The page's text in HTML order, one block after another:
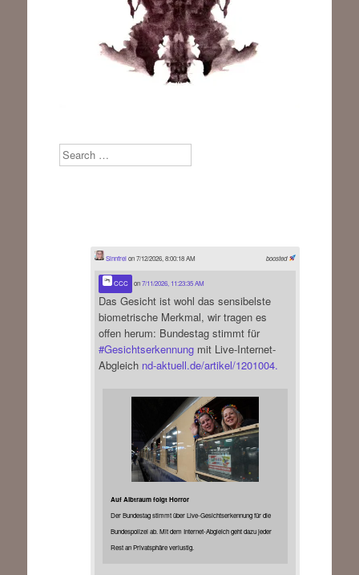
Search
boosted
Sinnfreion 7/12/2026, 8:00:18 AM
CCC on7/11/2026, 11:23:35 AM
Das Gesicht ist wohl das sensibelste
biometrische Merkmal, wir tragen es
offen herum: Bundestag stimmt für
#Gesichtserkennungmit Live-Internet-
Abgleich nd-aktuell.de/artikel/1201004.
Auf Albtraum folgt Horror
Der Bundestag stimmt über Live-Gesichtserkennung für die
Bundespolizei ab. Mit dem Internet-Abgleich geht dazu jeder
Rest an Privatsphäre verlustig.